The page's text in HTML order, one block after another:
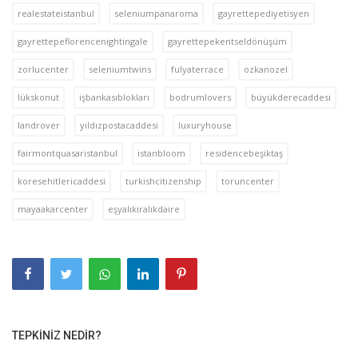
realestateistanbul seleniumpanaroma gayrettepediyetisyen
gayrettepeflorencenightingale gayrettepekentseldönüşüm
zorlucenter seleniumtwins fulyaterrace ozkanozel
lükskonut işbankasıblokları bodrumlovers büyükderecaddesi
landrover yıldızpostacaddesi luxuryhouse
fairmontquasaristanbul istanbloom residencebeşiktaş
koresehitlericaddesi turkishcitizenship toruncenter
mayaakarcenter eşyalıkiralıkdaire
TEPKINIZ NEDIR?